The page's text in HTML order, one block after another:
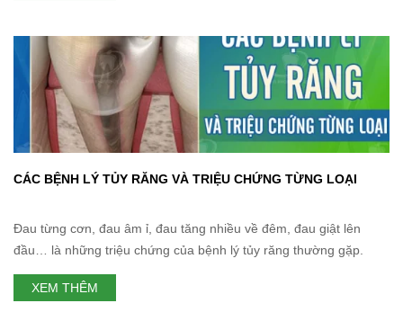
CÁC BỆNH LÝ TỦY RĂNG VÀ TRIỆU CHỨNG TỪNG LOẠI
Đau từng cơn, đau âm ỉ, đau tăng nhiều về đêm, đau giật lên
đầu… là những triệu chứng của bệnh lý tủy răng thường gặp.
Đánh giá đúng tình trạng, thiết lập chẩn đoán đúng bệnh lý tủy là
chìa khóa để xác định phương pháp điều trị lâm sàng phù hợp.
XEM THÊM